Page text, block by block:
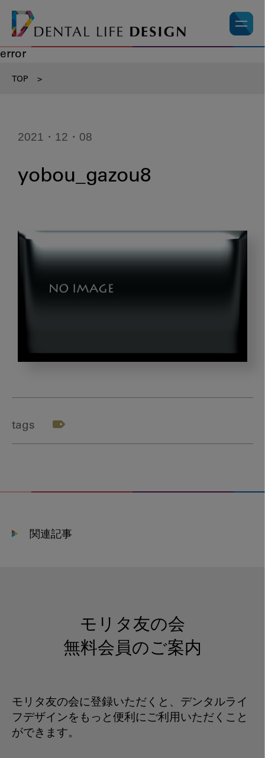
error
TOP >
2021・12・08
yobou_gazou8
tags
関連記事
モリタ友の会
無料会員のご案内
モリタ友の会に登録いただくと、デンタルライ
フデザインをもっと便利にご利用いただくこと
ができます。